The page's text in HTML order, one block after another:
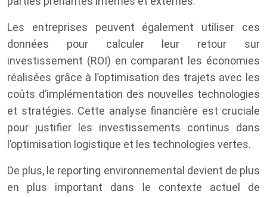
Les entreprises peuvent également utiliser ces
données pour calculer leur retour sur
investissement (ROI) en comparant les économies
réalisées grâce à l’optimisation des trajets avec les
coûts d’implémentation des nouvelles technologies
et stratégies. Cette analyse financière est cruciale
pour justifier les investissements continus dans
l’optimisation logistique et les technologies vertes.
De plus, le reporting environnemental devient de plus
en plus important dans le contexte actuel de